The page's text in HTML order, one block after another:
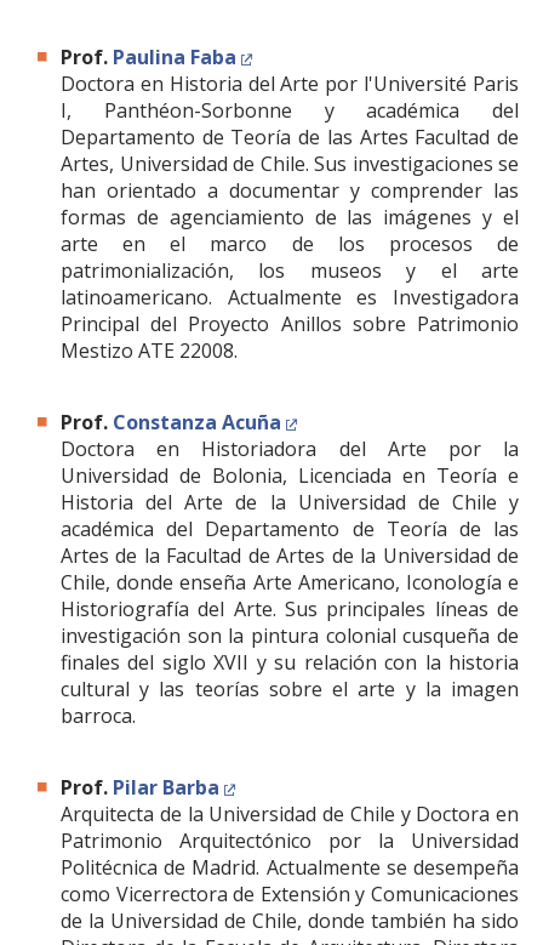
Prof. Paulina Faba
Doctora en Historia del Arte por l'Université Paris
I, Panthéon-Sorbonne y académica del
Departamento de Teoría de las Artes Facultad de
Artes, Universidad de Chile. Sus investigaciones se
han orientado a documentar y comprender las
formas de agenciamiento de las imágenes y el
arte en el marco de los procesos de
patrimonialización, los museos y el arte
latinoamericano. Actualmente es Investigadora
Principal del Proyecto Anillos sobre Patrimonio
Mestizo ATE 22008.
Prof. Constanza Acuña
Doctora en Historiadora del Arte por la
Universidad de Bolonia, Licenciada en Teoría e
Historia del Arte de la Universidad de Chile y
académica del Departamento de Teoría de las
Artes de la Facultad de Artes de la Universidad de
Chile, donde enseña Arte Americano, Iconología e
Historiografía del Arte. Sus principales líneas de
investigación son la pintura colonial cusqueña de
finales del siglo XVII y su relación con la historia
cultural y las teorías sobre el arte y la imagen
barroca.
Prof. Pilar Barba
Arquitecta de la Universidad de Chile y Doctora en
Patrimonio Arquitectónico por la Universidad
Politécnica de Madrid. Actualmente se desempeña
como Vicerrectora de Extensión y Comunicaciones
de la Universidad de Chile, donde también ha sido